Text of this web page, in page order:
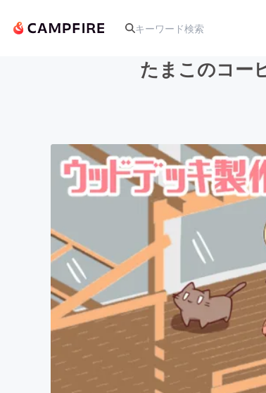
アート・写真
テクノロジー・ガジェット
映像・映画
ビジネス・起業
まちづくり・地域活性化
たまこのコー